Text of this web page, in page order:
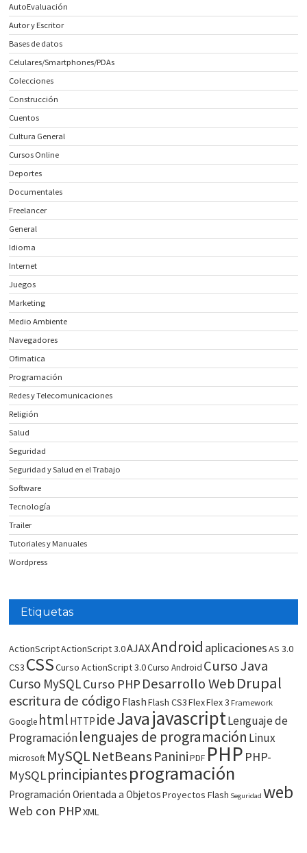
AutoEvaluación
Autor y Escritor
Bases de datos
Celulares/Smartphones/PDAs
Colecciones
Construcción
Cuentos
Cultura General
Cursos Online
Deportes
Documentales
Freelancer
General
Idioma
Internet
Juegos
Marketing
Medio Ambiente
Navegadores
Ofimatica
Programación
Redes y Telecomunicaciones
Religión
Salud
Seguridad
Seguridad y Salud en el Trabajo
Software
Tecnología
Trailer
Tutoriales y Manuales
Wordpress
Etiquetas
ActionScriptActionScript 3.0AJAXAndroid aplicacionesAS 3.0
CS3 CSSCurso ActionScript 3.0Curso Android Curso Java
Curso MySQLCurso PHP Desarrollo WebDrupal
escritura de código FlashFlash CS3FlexFlex 3 Framework
Google html HTTP ideJavajavascriptLenguaje de
Programaciónlenguajes de programación Linux
microsoft MySQLNetBeans Panini PDF PHP PHP-
MySQLprincipiantesprogramación
Programación Orientada a ObjetosProyectos Flash Seguridad web
Web con PHPXML